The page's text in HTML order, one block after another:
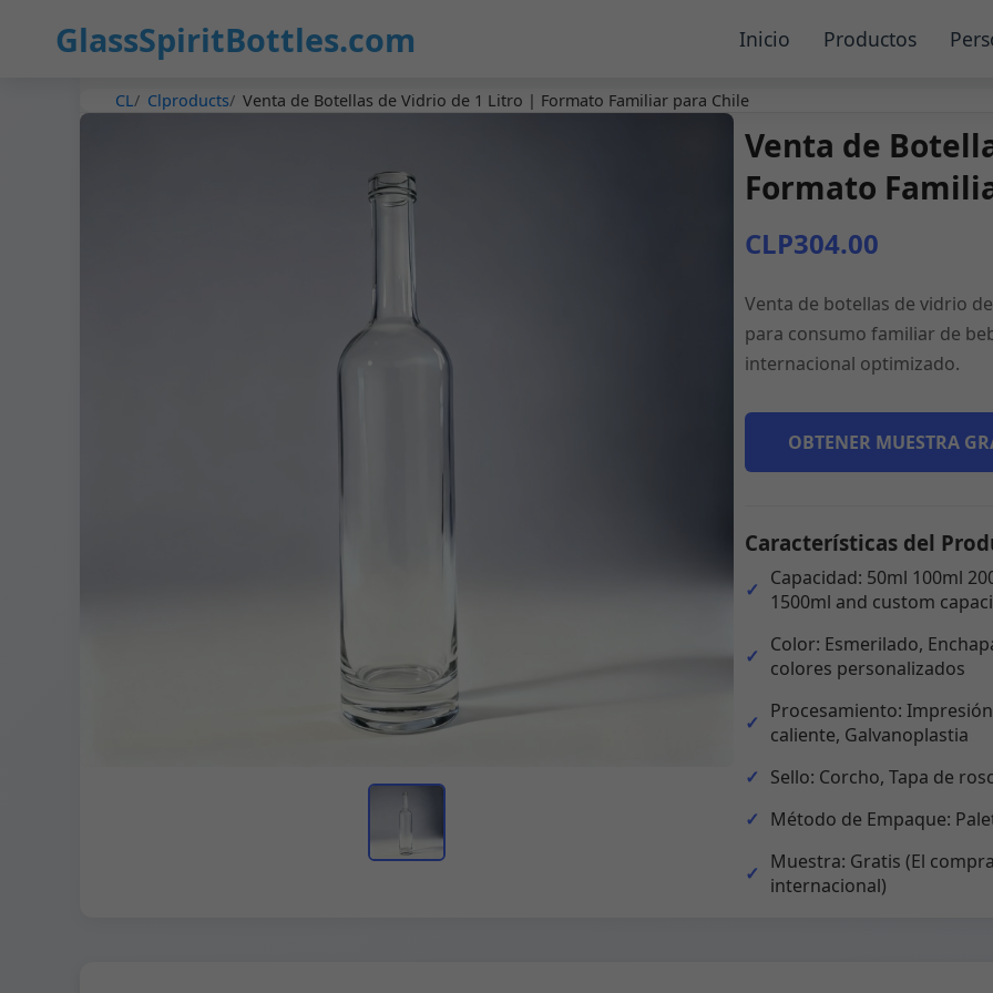
GlassSpiritBottles.com Inicio Productos
CL Clproducts Venta de Botellas de Vidrio de 1 Litro | Formato Familiar para Chile
Venta de
Formato
CLP304.00
Venta de botellas de vidrio
para consumo familiar de
internacional optimizado.
OBTENER MUESTRA
Características del
Capacidad: 50ml 100ml
1500ml and custom
Color: Esmerilado,
colores personalizados
Procesamiento:
caliente, Galvanoplastia
Sello: Corcho, Tapa de
Método de Empaque:
Muestra: Gratis (El
internacional)